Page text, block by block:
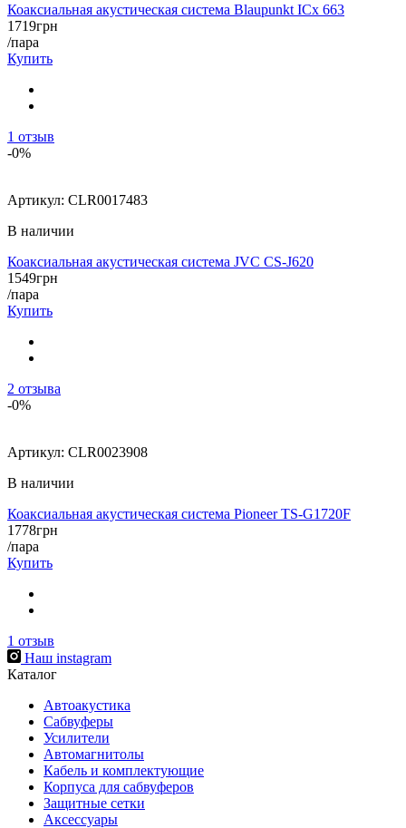
Коаксиальная акустическая система Blaupunkt ICx 663
1719грн
/пара
Купить
1 отзыв
-0%
Артикул: CLR0017483
В наличии
Коаксиальная акустическая система JVC CS-J620
1549грн
/пара
Купить
2 отзыва
-0%
Артикул: CLR0023908
В наличии
Коаксиальная акустическая система Pioneer TS-G1720F
1778грн
/пара
Купить
1 отзыв
Наш instagram
Каталог
Автоакустика
Сабвуферы
Усилители
Автомагнитолы
Кабель и комплектующие
Корпуса для сабвуферов
Защитные сетки
Аксессуары